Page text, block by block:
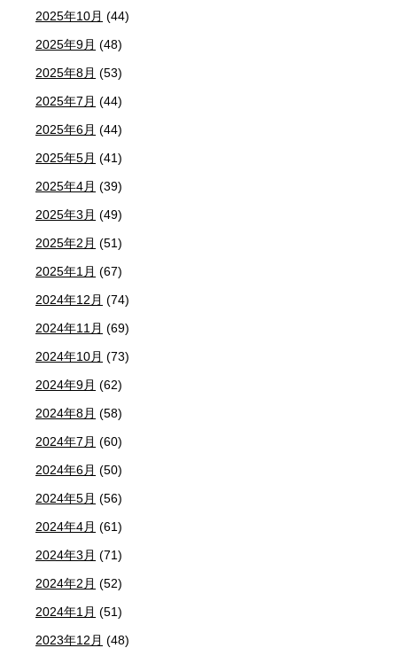
2025年10月 (44)
2025年9月 (48)
2025年8月 (53)
2025年7月 (44)
2025年6月 (44)
2025年5月 (41)
2025年4月 (39)
2025年3月 (49)
2025年2月 (51)
2025年1月 (67)
2024年12月 (74)
2024年11月 (69)
2024年10月 (73)
2024年9月 (62)
2024年8月 (58)
2024年7月 (60)
2024年6月 (50)
2024年5月 (56)
2024年4月 (61)
2024年3月 (71)
2024年2月 (52)
2024年1月 (51)
2023年12月 (48)